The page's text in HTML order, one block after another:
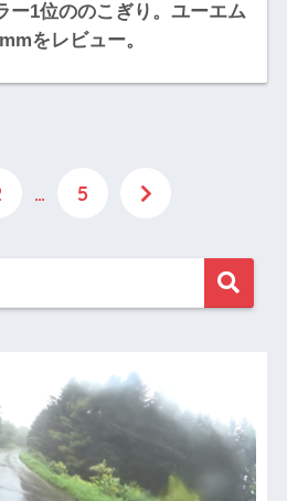
ー1位ののこぎり。ユーエム
をレビュー。
… 5